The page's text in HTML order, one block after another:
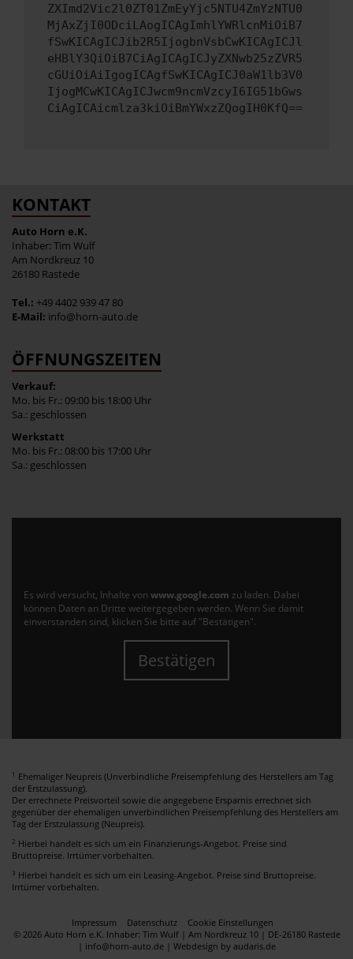
ZXImd2Vic2l0ZT01ZmEyYjc5NTU4ZmYzNTU0
MjAxZjI0ODciLAogICAgImhlYWRlcnMiOiB7
fSwKICAgICJib2R5IjogbnVsbCwKICAgICJl
eHBlY3QiOiB7CiAgICAgICJyZXNwb25zZVR5
cGUiOiAiIgogICAgfSwKICAgICJ0aW1lb3V0
IjogMCwKICAgICJwcm9ncmVzcyI6IG51bGws
CiAgICAicmlza3kiOiBmYWxzZQogIH0KfQ==
KONTAKT
Auto Horn e.K.
Inhaber: Tim Wulf
Am Nordkreuz 10
26180 Rastede
Tel.: +49 4402 939 47 80
E-Mail: info@horn-auto.de
ÖFFNUNGSZEITEN
Verkauf:
Mo. bis Fr.: 09:00 bis 18:00 Uhr
Sa.: geschlossen
Werkstatt
Mo. bis Fr.: 08:00 bis 17:00 Uhr
Sa.: geschlossen
Es wird versucht, Inhalte von www.google.com zu laden. Dabei
können Daten an Dritte weitergegeben werden. Wenn Sie damit
einverstanden sind, klicken Sie bitte auf "Bestätigen".
Bestätigen
1 Ehemaliger Neupreis (Unverbindliche Preisempfehlung des Herstellers am Tag
der Erstzulassung).
Der errechnete Preisvorteil sowie die angegebene Ersparnis errechnet sich
gegenüber der ehemaligen unverbindlichen Preisempfehlung des Herstellers am
Tag der Erstzulassung (Neupreis).
2 Hierbei handelt es sich um ein Finanzierungs-Angebot. Preise sind
Bruttopreise. Irrtümer vorbehalten.
3 Hierbei handelt es sich um ein Leasing-Angebot. Preise sind Bruttopreise.
Irrtümer vorbehalten.
Impressum Datenschutz
Cookie Einstellungen
© 2026 Auto Horn e.K. Inhaber: Tim Wulf | Am Nordkreuz 10 | DE-26180 Rastede
| info@horn-auto.de | Webdesign by audaris.de